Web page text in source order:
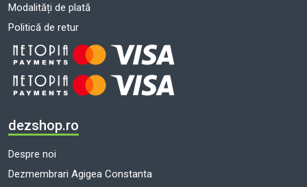
Modalități de plată
Politică de retur
dezshop.ro
Despre noi
Dezmembrari Agigea Constanta